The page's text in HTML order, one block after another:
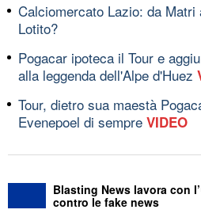
Calciomercato Lazio: da
Lotito?
Pogacar ipoteca il Tour e
alla leggenda dell'Alpe d'Huez
Tour, dietro sua maestà
Evenepoel di sempre VIDEO
Blasting News lavora con
contro le fake news